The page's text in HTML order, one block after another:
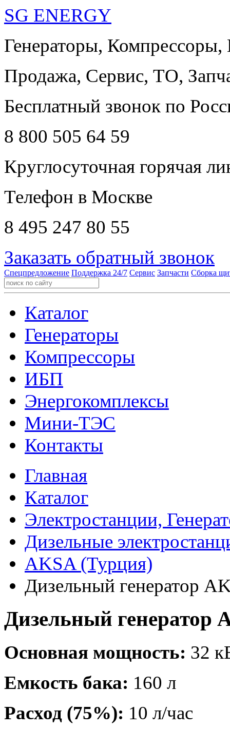
SG ENERGY
Генераторы,
Продажа, Сервис, ТО,
Бесплатный звонок по
8 800 505 64 59
Круглосуточная горячая
Телефон в Москве
8 495 247 80 55
Заказать обратный звонок
Спецпредложение Поддержка 24/7 Сервис Запчасти Сборка
Каталог
Генераторы
Компрессоры
ИБП
Энергокомплексы
Мини-ТЭС
Контакты
Главная
Каталог
Электростанции,
Дизельные
AKSA (Турция)
Дизельный генератор
Дизельный генератор
Основная мощность: 32
Емкость бака: 160 л
Расход (75%): 10 л/час